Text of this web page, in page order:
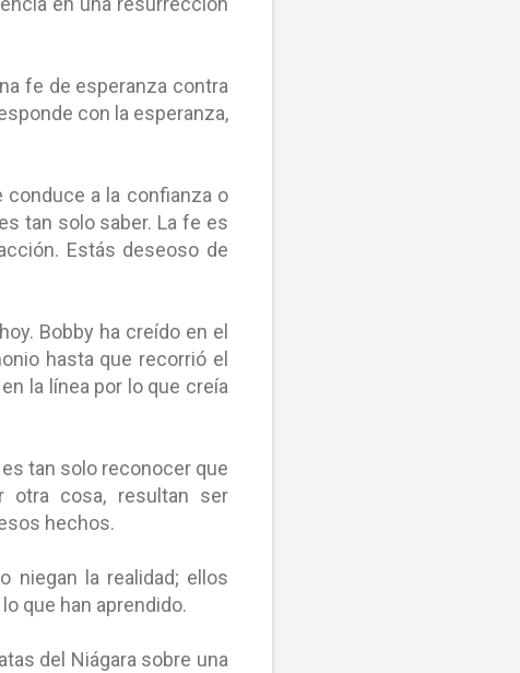
fe de esperanza contra
con la esperanza,
conduce a la confianza o
tan solo saber. La fe es
Estás deseoso de
Bobby ha creído en el
hasta que recorrió el
la línea por lo que creía
tan solo reconocer que
otra cosa, resultan ser
hechos.
niegan la realidad; ellos
que han aprendido.
del Niágara sobre una